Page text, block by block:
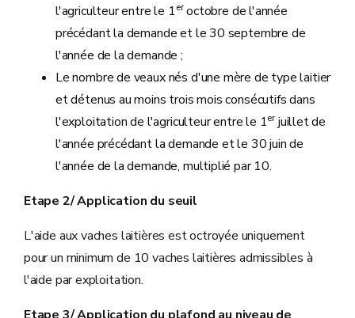
l'agriculteur entre le 1eroctobre de l'année
précédant la demande et le 30 septembre de
l'année de la demande ;
Le nombre de veaux nés d'une mère de type laitier
et détenus au moins trois mois consécutifs dans
l'exploitation de l'agriculteur entre le 1erjuillet de
l'année précédant la demande et le 30 juin de
l'année de la demande, multiplié par 10.
Etape 2/ Application du seuil
L'aide aux vaches laitières est octroyée uniquement
pour un minimum de 10 vaches laitières admissibles à
l'aide par exploitation.